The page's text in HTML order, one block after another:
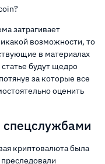
затрагивает
возможности, то
в материалах
статье будут щедро
за которые все
оценить
криптовалюта была